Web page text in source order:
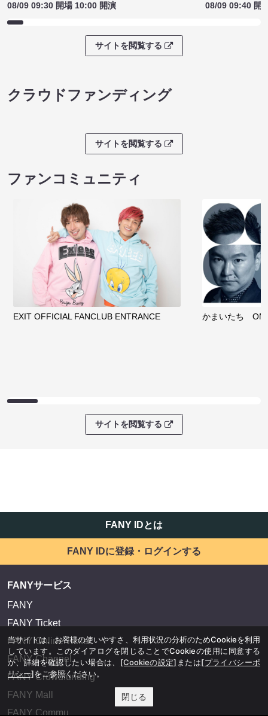
08/09 09:30 開場 10:00 開演
08/09 09:40 開
サイトを閲覧する
クラウドファンディング
サイトを閲覧する
ファンコミュニティ
EXIT OFFICIAL FANCLUB ENTRANCE かまいたち
サイトを閲覧する
FANY IDとは
FANY IDに登録・ログインする
FANYサービス
FANY
FANY Ticket
FANY Online Ticket
FANY Channel
FANY Crowdfunding
FANY Mall
FANY Commu
当サイトは、お客様の使いやすさ、利用状況の分析のためCookieを利用
しています。このダイアログを閉じることでCookieの使用に同意する
か、詳細を確認したい場合は、 [Cookieの設定] または[プライバシーポ
リシー]をご参照ください。
閉じる